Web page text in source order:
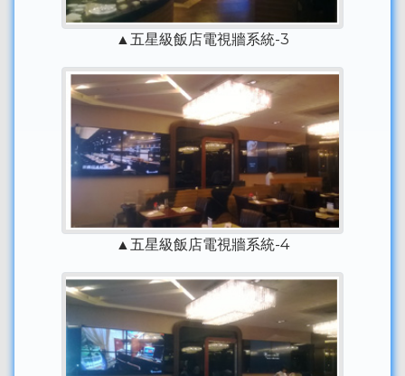
▲五星級飯店電視牆系統-3
▲五星級飯店電視牆系統-4